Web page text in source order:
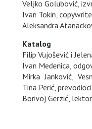
Veljko Golubović,
Ivan Tokin,
Aleksandra
Katalog
Filip Vujošević i
Ivan Medenica,
Mirka Janković,
Tina Perić, prevodioci
Borivoj Gerzić,